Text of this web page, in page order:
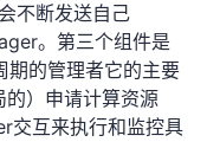
不断发送自己
。第三个组件是
的管理者它的主要
）申请计算资源
交互来执行和监控具